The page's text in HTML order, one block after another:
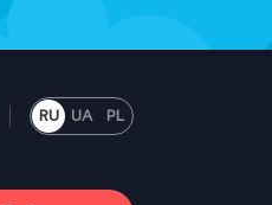
RU UA PL